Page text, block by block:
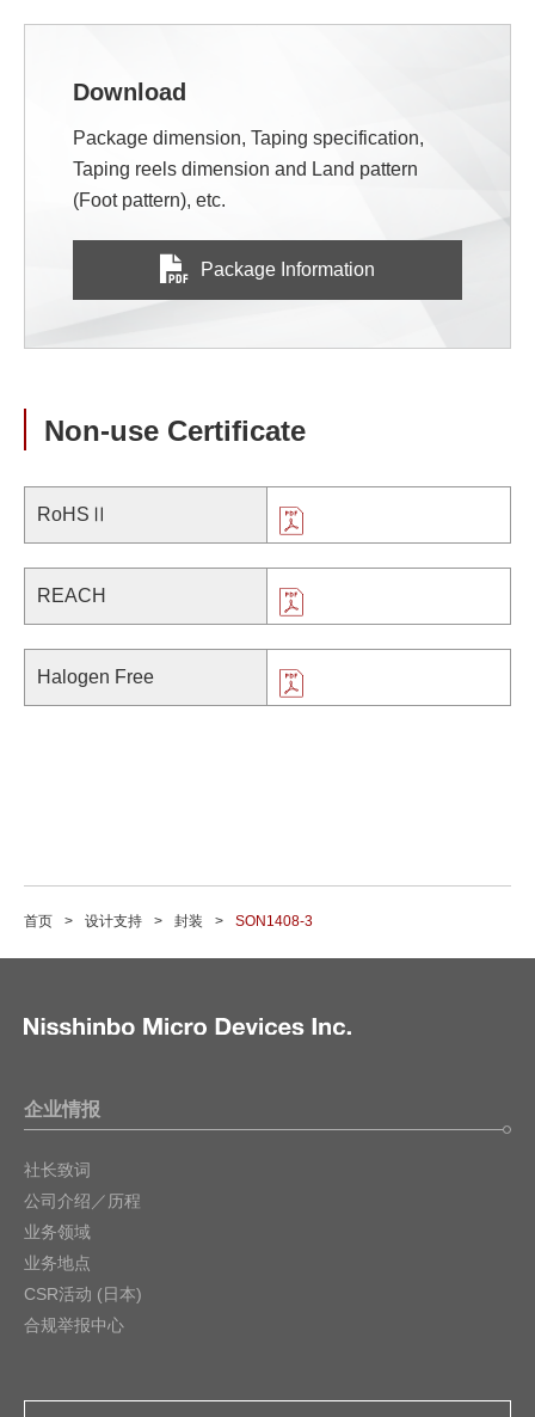
Download
Package dimension, Taping specification,
Taping reels dimension and Land pattern
(Foot pattern), etc.
Package Information
Non-use Certificate
RoHSⅡ
REACH
Halogen Free
首页 设计支持 封装 SON1408-3
企业情报
社长致词
公司介绍／历程
业务领域
业务地点
CSR活动 (日本)
合规举报中心